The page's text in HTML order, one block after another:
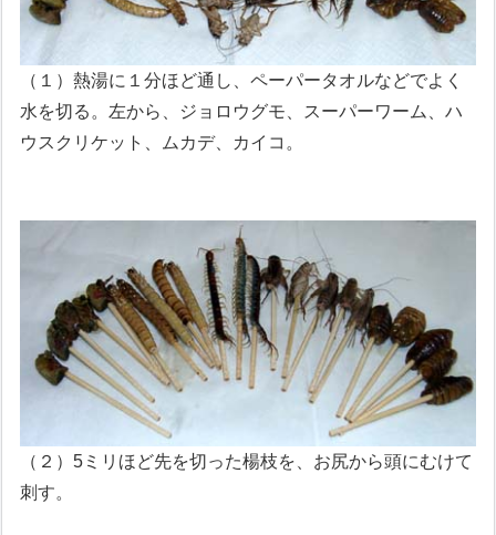
（１）熱湯に１分ほど通し、ペーパータオルなどでよく
水を切る。左から、ジョロウグモ、スーパーワーム、ハ
ウスクリケット、ムカデ、カイコ。
（２）5ミリほど先を切った楊枝を、お尻から頭にむけて
刺す。